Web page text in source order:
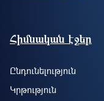
Footer site
Հիմնական էջեր
Ընդունելություն
Կրթություն